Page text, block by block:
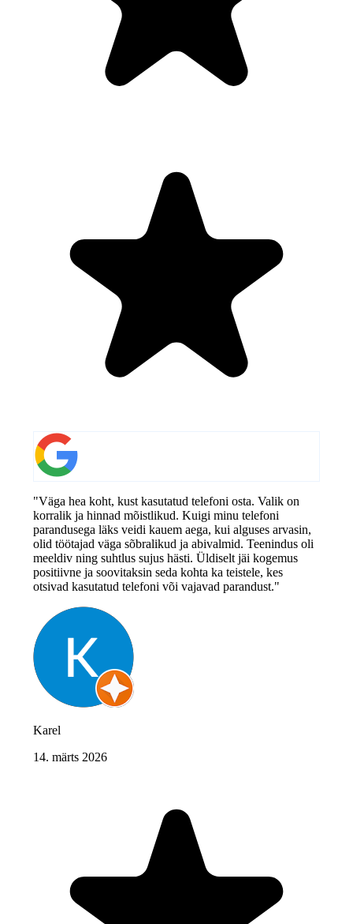
"Väga hea koht, kust kasutatud telefoni osta. Valik on
korralik ja hinnad mõistlikud. Kuigi minu telefoni
parandusega läks veidi kauem aega, kui alguses arvasin,
olid töötajad väga sõbralikud ja abivalmid. Teenindus oli
meeldiv ning suhtlus sujus hästi. Üldiselt jäi kogemus
positiivne ja soovitaksin seda kohta ka teistele, kes
otsivad kasutatud telefoni või vajavad parandust."
Karel
14. märts 2026